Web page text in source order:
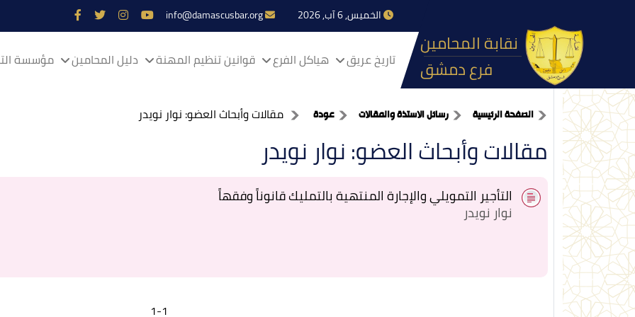
info@damascusbar.org الخميس, 6 آب, 2026
تاريخ عريق هياكل الفرع قوانين تنظيم المهنة دليل المحامين مؤسسة
نقابة المحامين
فرع دمشق
الصفحة الرئيسية رسائل الاستذة والمقالات عودة مقالات وأبحاث العضو: نوار نويدر
مقالات وأبحاث العضو: نوار نويدر
التأجير التمويلي والإجارة المنتهية بالتمليك قانوناً وفقهاً
نوار نويدر